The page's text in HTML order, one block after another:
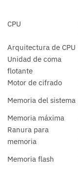
CPU
Arquitectura de CPU
Unidad de coma
flotante
Motor de cifrado
Memoria del sistema
Memoria máxima
Ranura para
memoria
Memoria flash